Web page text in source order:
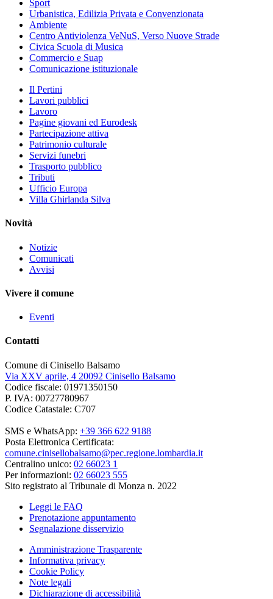
Sport
Urbanistica, Edilizia Privata e Convenzionata
Ambiente
Centro Antiviolenza VeNuS, Verso Nuove Strade
Civica Scuola di Musica
Commercio e Suap
Comunicazione istituzionale
Il Pertini
Lavori pubblici
Lavoro
Pagine giovani ed Eurodesk
Partecipazione attiva
Patrimonio culturale
Servizi funebri
Trasporto pubblico
Tributi
Ufficio Europa
Villa Ghirlanda Silva
Novità
Notizie
Comunicati
Avvisi
Vivere il comune
Eventi
Contatti
Comune di Cinisello Balsamo
Via XXV aprile, 4 20092 Cinisello Balsamo
Codice fiscale: 01971350150
P. IVA: 00727780967
Codice Catastale: C707
SMS e WhatsApp: +39 366 622 9188
Posta Elettronica Certificata:
comune.cinisellobalsamo@pec.regione.lombardia.it
Centralino unico: 02 66023 1
Per informazioni: 02 66023 555
Sito registrato al Tribunale di Monza n. 2022
Leggi le FAQ
Prenotazione appuntamento
Segnalazione disservizio
Amministrazione Trasparente
Informativa privacy
Cookie Policy
Note legali
Dichiarazione di accessibilità